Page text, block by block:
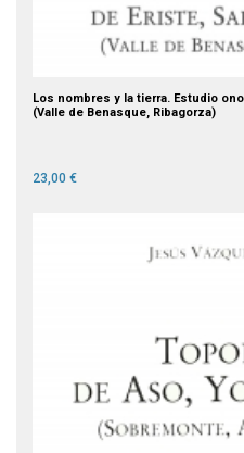
Los nombres y la tierra. Estudio
(Valle de Benasque, Ribagorza)
23,00 €